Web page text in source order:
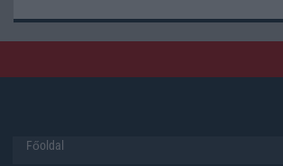
Főoldal